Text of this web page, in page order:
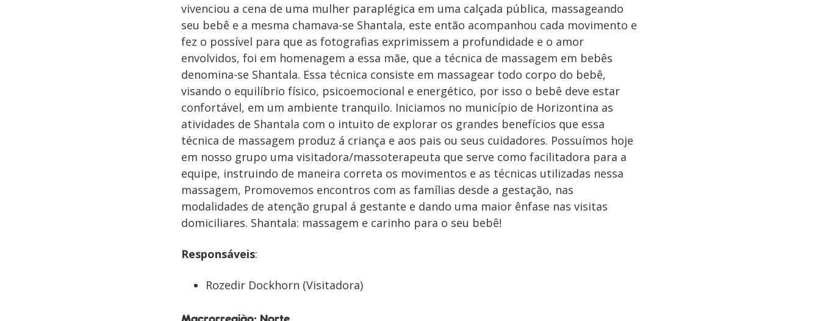
vivenciou a cena de uma mulher paraplégica em uma calçada pública, massageando
seu bebê e a mesma chamava-se Shantala, este então acompanhou cada movimento e
fez o possível para que as fotografias exprimissem a profundidade e o amor
envolvidos, foi em homenagem a essa mãe, que a técnica de massagem em bebês
denomina-se Shantala. Essa técnica consiste em massagear todo corpo do bebê,
visando o equilíbrio físico, psicoemocional e energético, por isso o bebê deve estar
confortável, em um ambiente tranquilo. Iniciamos no município de Horizontina as
atividades de Shantala com o intuito de explorar os grandes benefícios que essa
técnica de massagem produz á criança e aos pais ou seus cuidadores. Possuímos hoje
em nosso grupo uma visitadora/massoterapeuta que serve como facilitadora para a
equipe, instruindo de maneira correta os movimentos e as técnicas utilizadas nessa
massagem, Promovemos encontros com as famílias desde a gestação, nas
modalidades de atenção grupal á gestante e dando uma maior ênfase nas visitas
domiciliares. Shantala: massagem e carinho para o seu bebê!
Responsáveis:
Rozedir Dockhorn (Visitadora)